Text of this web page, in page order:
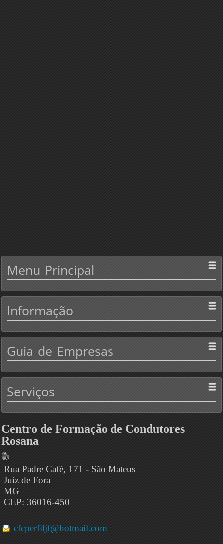
Menu Principal
Informação
Guia de Empresas
Serviços
Centro de Formação de Condutores
Rosana
Rua Padre Café, 171 - São Mateus
Juiz de Fora
MG
CEP: 36016-450
cfcperfiljf@hotmail.com